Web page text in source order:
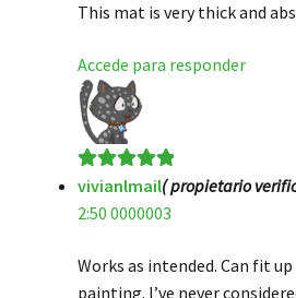
This mat is very thick and
Accede para responder
Valorado en5
de 5
vivianlmail( propietario
2:50 0000003
Works as intended. Can fit
painting. I’ve never